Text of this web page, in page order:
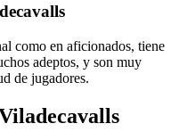
como en aficionados, tiene
adeptos, y son muy
de jugadores.